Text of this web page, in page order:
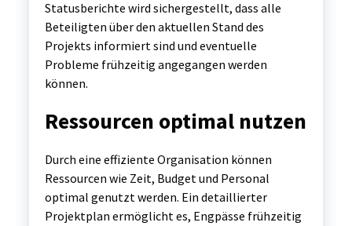
Statusberichte wird sichergestellt, dass alle
Beteiligten über den aktuellen Stand des
Projekts informiert sind und eventuelle
Probleme frühzeitig angegangen werden
können.
Ressourcen optimal nutzen
Durch eine effiziente Organisation können
Ressourcen wie Zeit, Budget und Personal
optimal genutzt werden. Ein detaillierter
Projektplan ermöglicht es, Engpässe frühzeitig